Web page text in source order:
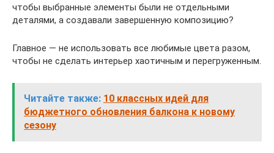
чтобы выбранные элементы были не отдельными
деталями, а создавали завершенную композицию?
Главное — не использовать все любимые цвета разом,
чтобы не сделать интерьер хаотичным и перегруженным.
Читайте также: 10 классных идей для
бюджетного обновления балкона к новому
сезону